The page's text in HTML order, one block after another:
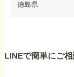
徳島県
LINEで簡単にご相